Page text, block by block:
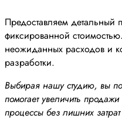
Предоставляем детальный
фиксированной
неожиданных расходов и
разработки.
Выбирая нашу студию, вы
помогает увеличить
процессы без лишних